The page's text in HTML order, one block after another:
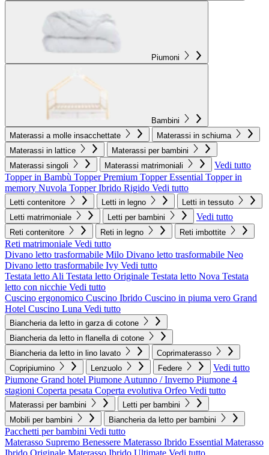
Piumoni
Bambini
Materassi a molle insacchettate
Materassi in schiuma
Materassi in lattice
Materassi per bambini
Materassi singoli
Materassi matrimoniali
Vedi tutto
Topper in Bambù Topper Premium Topper Essential Topper in
memory Nuvola Topper Ibrido Rigido Vedi tutto
Letti contenitore Letti in legno
Letti in tessuto
Letti matrimoniale
Letti per bambini Vedi tutto
Reti contenitore Reti in legno Reti imbottite
Reti matrimoniale Vedi tutto
Divano letto trasformabile Milo Divano letto trasformabile Neo
Divano letto trasformabile Ivy Vedi tutto
Testata letto Ali Testata letto Originale Testata letto Nova Testata
letto con nicchie Vedi tutto
Cuscino ergonomico Cuscino Ibrido Cuscino in piuma vero Grand
Hotel Cuscino Luna Vedi tutto
Biancheria da letto in garza di cotone
Biancheria da letto in flanella di cotone
Biancheria da letto in lino lavato
Coprimaterasso
Copripiumino
Lenzuolo Federe
Vedi tutto
Piumone Grand hotel Piumone Autunno / Inverno Piumone 4
stagioni Coperta pesata Coperta evolutiva Orfeo Vedi tutto
Materassi per bambini
Letti per bambini
Mobili per bambini
Biancheria da letto per bambini
Pacchetti per bambini Vedi tutto
Materasso Supremo Benessere Materasso Ibrido Essential Materasso
Ibrido Originale Materasso Ibrido Ultimate Vedi tutto